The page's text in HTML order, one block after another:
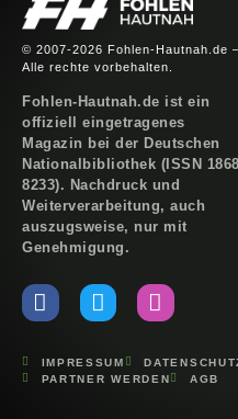
© 2007-2026 Fohlen-Hautnah.de –
Alle rechte vorbehalten.
Fohlen-Hautnah.de ist ein
offiziell eingetragenes
Magazin bei der Deutschen
Nationalbibliothek (ISSN
8233). Nachdruck und
Weiterverarbeitung, auch
auszugsweise, nur mit
Genehmigung.
IMPRESSUM
PARTNER WERDEN
AGB